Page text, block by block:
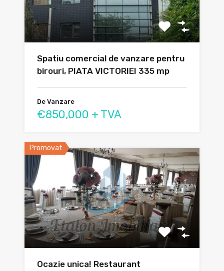
Spatiu comercial de vanzare pentru
birouri, PIATA VICTORIEI 335 mp
De Vanzare
€850,000 + TVA
Promovat
Ocazie unica! Restaurant